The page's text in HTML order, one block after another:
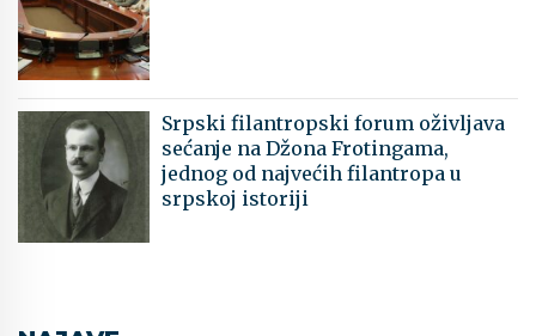
Srpski filantropski forum oživljava
sećanje na Džona Frotingama,
jednog od najvećih filantropa u
srpskoj istoriji